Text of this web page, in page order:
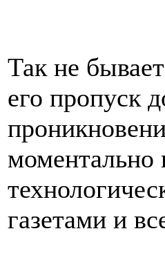
Так не
его пропуск
моментально
газетами и